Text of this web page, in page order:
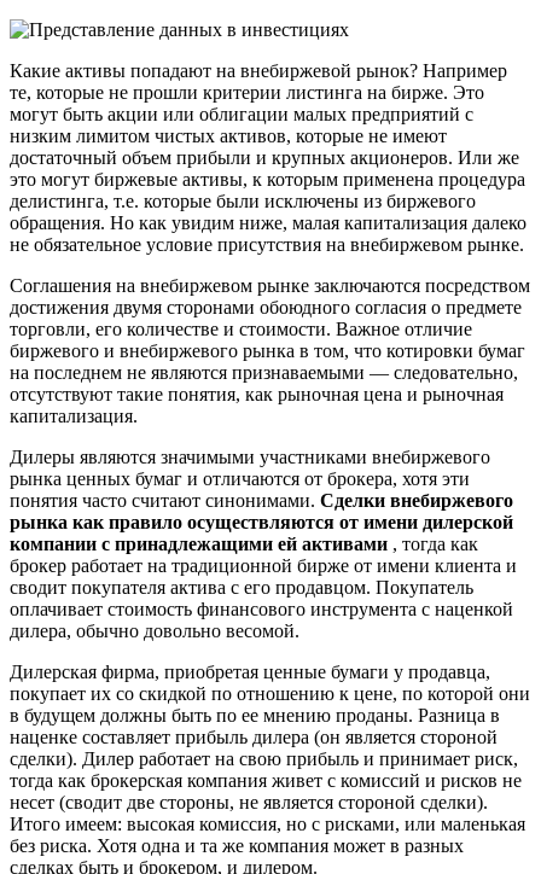
Какие активы попадают на внебиржевой рынок? Например
те, которые не прошли критерии листинга на бирже. Это
могут быть акции или облигации малых предприятий с
низким лимитом чистых активов, которые не имеют
достаточный объем прибыли и крупных акционеров. Или же
это могут биржевые активы, к которым применена процедура
делистинга, т.е. которые были исключены из биржевого
обращения. Но как увидим ниже, малая капитализация далеко
не обязательное условие присутствия на внебиржевом рынке.
Соглашения на внебиржевом рынке заключаются посредством
достижения двумя сторонами обоюдного согласия о предмете
торговли, его количестве и стоимости. Важное отличие
биржевого и внебиржевого рынка в том, что котировки бумаг
на последнем не являются признаваемыми — следовательно,
отсутствуют такие понятия, как рыночная цена и рыночная
капитализация.
Дилеры являются значимыми участниками внебиржевого
рынка ценных бумаг и отличаются от брокера, хотя эти
понятия часто считают синонимами. Сделки внебиржевого
рынка как правило осуществляются от имени дилерской
компании с принадлежащими ей активами , тогда как
брокер работает на традиционной бирже от имени клиента и
сводит покупателя актива с его продавцом. Покупатель
оплачивает стоимость финансового инструмента с наценкой
дилера, обычно довольно весомой.
Дилерская фирма, приобретая ценные бумаги у продавца,
покупает их со скидкой по отношению к цене, по которой они
в будущем должны быть по ее мнению проданы. Разница в
наценке составляет прибыль дилера (он является стороной
сделки). Дилер работает на свою прибыль и принимает риск,
тогда как брокерская компания живет с комиссий и рисков не
несет (сводит две стороны, не является стороной сделки).
Итого имеем: высокая комиссия, но с рисками, или маленькая
без риска. Хотя одна и та же компания может в разных
сделках быть и брокером, и дилером.